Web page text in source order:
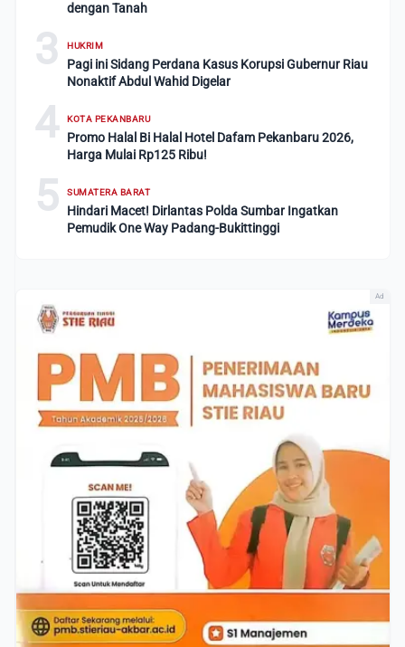
dengan Tanah
3 HUKRIM
Pagi ini Sidang Perdana Kasus Korupsi Gubernur Riau
Nonaktif Abdul Wahid Digelar
4 KOTA PEKANBARU
Promo Halal Bi Halal Hotel Dafam Pekanbaru 2026,
Harga Mulai Rp125 Ribu!
5 SUMATERA BARAT
Hindari Macet! Dirlantas Polda Sumbar Ingatkan
Pemudik One Way Padang-Bukittinggi
Ad